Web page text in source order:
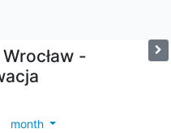
-
month